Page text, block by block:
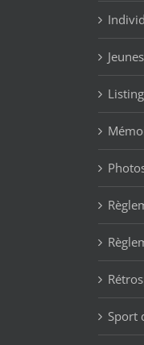
Jeunes
Sport